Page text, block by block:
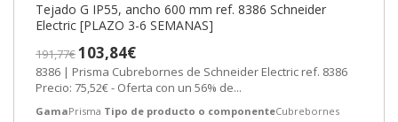
Tejado G IP55, ancho 600 mm ref. 8386 Schneider
Electric [PLAZO 3-6 SEMANAS]
191,77€103,84€
8386 | Prisma Cubrebornes de Schneider Electric ref. 8386
Precio: 75,52€ - Oferta con un 56% de...
GamaPrisma Tipo de producto o componenteCubrebornes